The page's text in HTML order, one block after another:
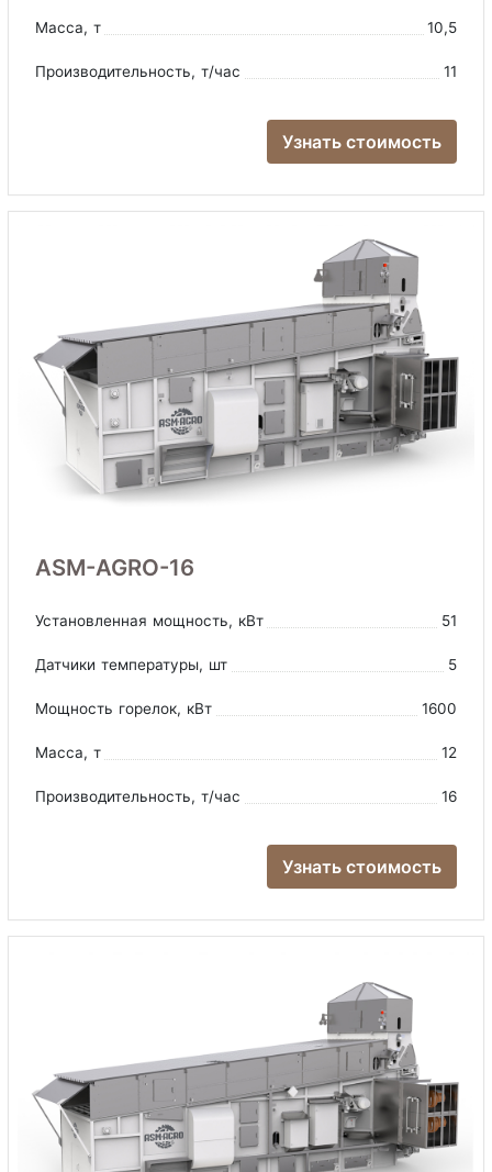
Масса, т 10,5
Производительность, т/час 11
Узнать стоимость
ASM-AGRO-16
Установленная мощность, кВт 51
Датчики температуры, шт 5
Мощность горелок, кВт 1600
Масса, т 12
Производительность, т/час 16
Узнать стоимость